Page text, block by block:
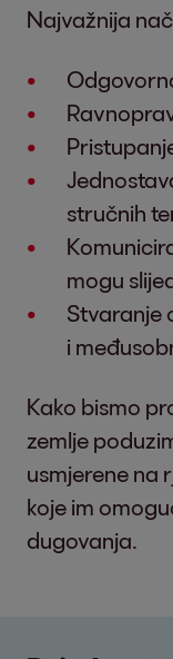
Najvažnija
stručnih
mogu
Stvaranje
i
Kako bismo
zemlje
usmjerene na
koje im
dugovanja.